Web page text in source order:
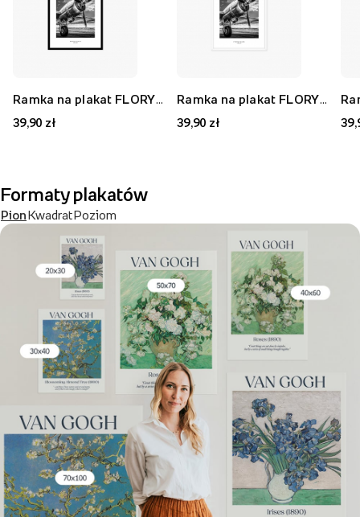
39,90 zł
39,90 zł
Formaty plakatów
PionKwadratPoziom